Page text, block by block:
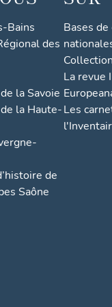
Bains
des
la Savoie
la Haute-
de
Saône
Bases
La revue
Les